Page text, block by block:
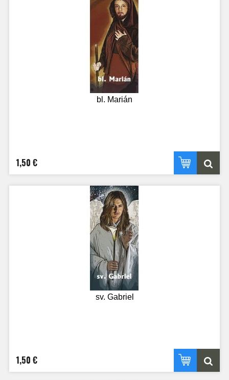
bl. Marián
1,50 €
sv. Gabriel
1,50 €